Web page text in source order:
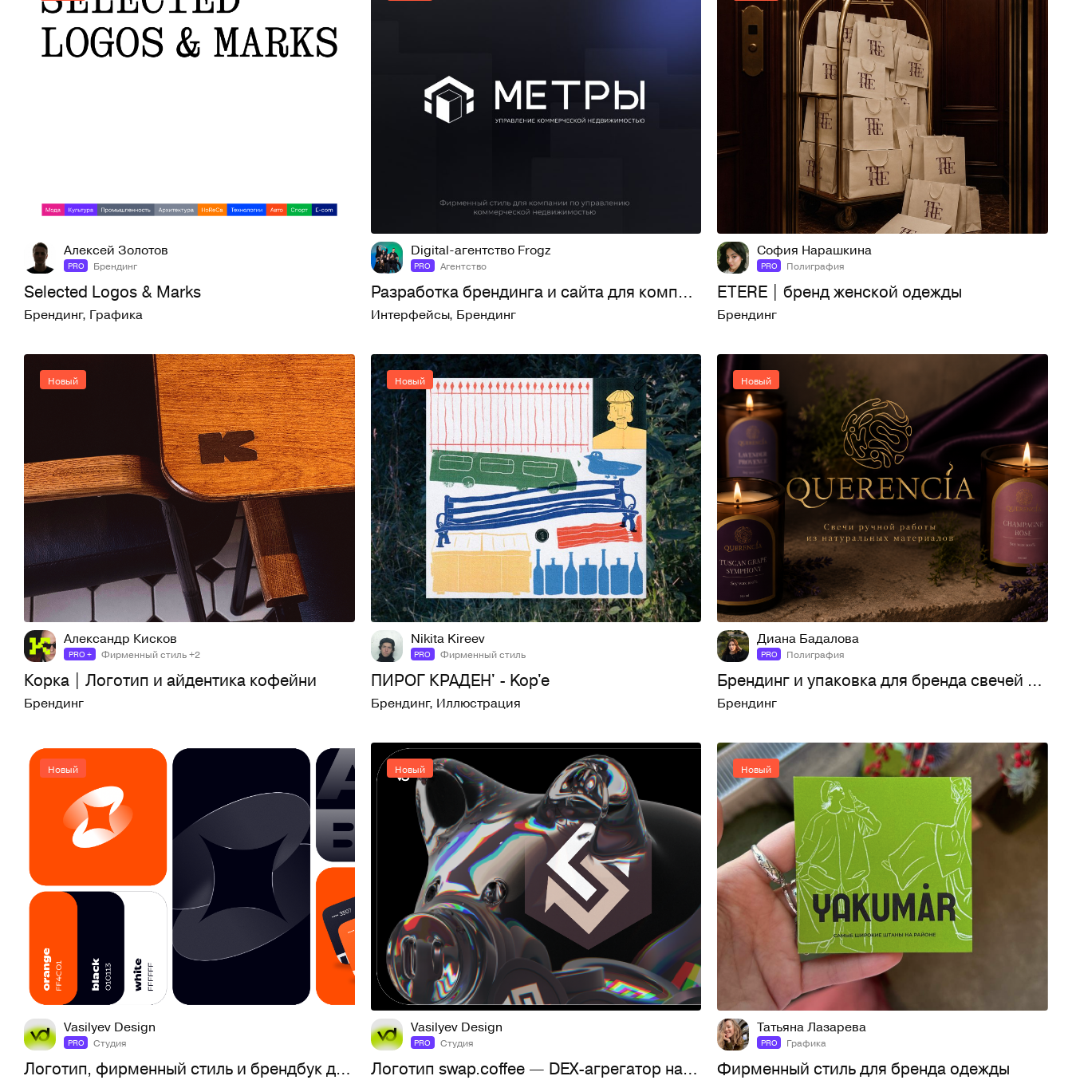
20 93
Алексей Золотов
PRO Брендинг
Selected Logos & Marks
Брендинг, Графика
Digital-агентство Frogz
PRO Агентство
Разработка брендинга и сайта для компании по управлению коммерческой недвижимости
Интерфейсы, Брендинг
7
София Нарашкина
PRO Полиграфия
ETERE | бренд женской одежды
Брендинг
Новый
37
Александр Кисков
PRO + Фирменный стиль +2
Корка | Логотип и айдентика кофейни
Брендинг
Новый
9 28
Nikita Kireev
PRO Фирменный стиль
ПИРОГ КРАДЕН' - Kop'e
Брендинг, Иллюстрация
Новый
4 20
Диана Бадалова
PRO Полиграфия
Брендинг и упаковка для бренда свечей Querencia
Брендинг
Новый
Vasilyev Design
PRO Студия
Логотип, фирменный стиль и брендбук для сервиса ПлатиКа
Новый
2 14
Vasilyev Design
PRO Студия
Логотип swap.coffee — DEX-агрегатор на TON
Новый
Татьяна Лазарева
PRO Графика
Фирменный стиль для бренда одежды